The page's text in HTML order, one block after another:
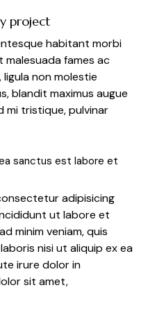
project
habitant morbi
fames ac
non molestie
blandit maximus augue
mi tristique, pulvinar
sanctus est labore et
adipisicing
ut labore et
minim veniam, quis
nisi ut aliquip ex ea
irure dolor in
sit amet,